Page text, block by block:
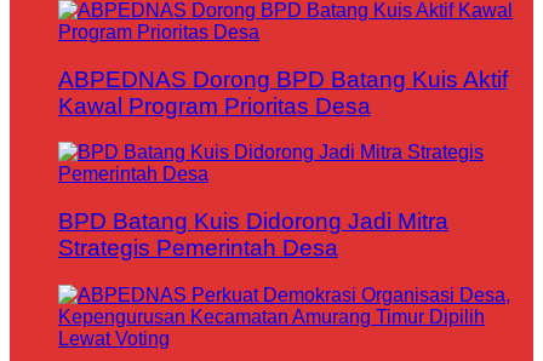
ABPEDNAS Dorong BPD Batang Kuis Aktif
Kawal Program Prioritas Desa
BPD Batang Kuis Didorong Jadi Mitra
Strategis Pemerintah Desa